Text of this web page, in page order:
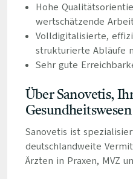
Hohe
wertschätzende
Volldigitalisierte,
strukturierte Abläufe
Sehr gute
Über Sanovetis,
Gesundheitswesen
Sanovetis ist
deutschlandweite
Ärzten in Praxen, MVZ